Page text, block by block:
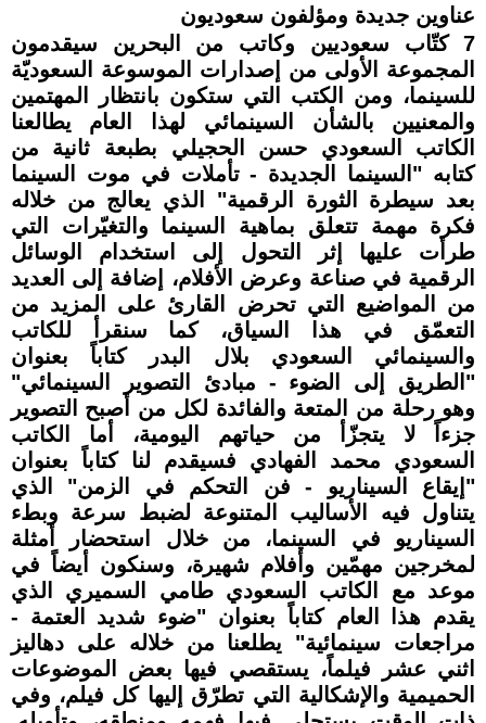
عناوين جديدة ومؤلفون سعوديون
7 كتّاب سعوديين وكاتب من البحرين سيقدمون
المجموعة الأولى من إصدارات الموسوعة السعوديّة
للسينما، ومن الكتب التي ستكون بانتظار المهتمين
والمعنيين بالشأن السينمائي لهذا العام يطالعنا
الكاتب السعودي حسن الحجيلي بطبعة ثانية من
كتابه "السينما الجديدة - تأملات في موت السينما
بعد سيطرة الثورة الرقمية" الذي يعالج من خلاله
فكرة مهمة تتعلق بماهية السينما والتغيّرات التي
طرأت عليها إثر التحول إلى استخدام الوسائل
الرقمية في صناعة وعرض الأفلام، إضافة إلى العديد
من المواضيع التي تحرض القارئ على المزيد من
التعمّق في هذا السياق، كما سنقرأ للكاتب
والسينمائي السعودي بلال البدر كتاباً بعنوان
"الطريق إلى الضوء - مبادئ التصوير السينمائي"
وهو رحلة من المتعة والفائدة لكل من أصبح التصوير
جزءاً لا يتجزّأ من حياتهم اليومية، أما الكاتب
السعودي محمد الفهادي فسيقدم لنا كتاباً بعنوان
"إيقاع السيناريو - فن التحكم في الزمن" الذي
يتناول فيه الأساليب المتنوعة لضبط سرعة وبطء
السيناريو في السينما، من خلال استحضار أمثلة
لمخرجين مهمّين وأفلام شهيرة، وسنكون أيضاً في
موعد مع الكاتب السعودي طامي السميري الذي
يقدم هذا العام كتاباً بعنوان "ضوء شديد العتمة -
مراجعات سينمائية" يطلعنا من خلاله على دهاليز
اثني عشر فيلماً، يستقصي فيها بعض الموضوعات
الحميمية والإشكالية التي تطرّق إليها كل فيلم، وفي